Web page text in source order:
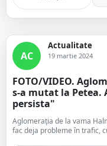
AC
Actualitate
19 martie 2024
FOTO/VIDEO.
s-a mutat la Petea.
persista"
Aglomerația de la vama
fac deja probleme în trafic,